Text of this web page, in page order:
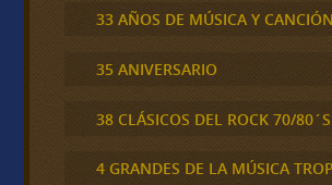
33 AÑOS DE MÚSICA Y
35 ANIVERSARIO
38 CLÁSICOS DEL ROCK 70/80´S
4 GRANDES DE LA MÚSICA